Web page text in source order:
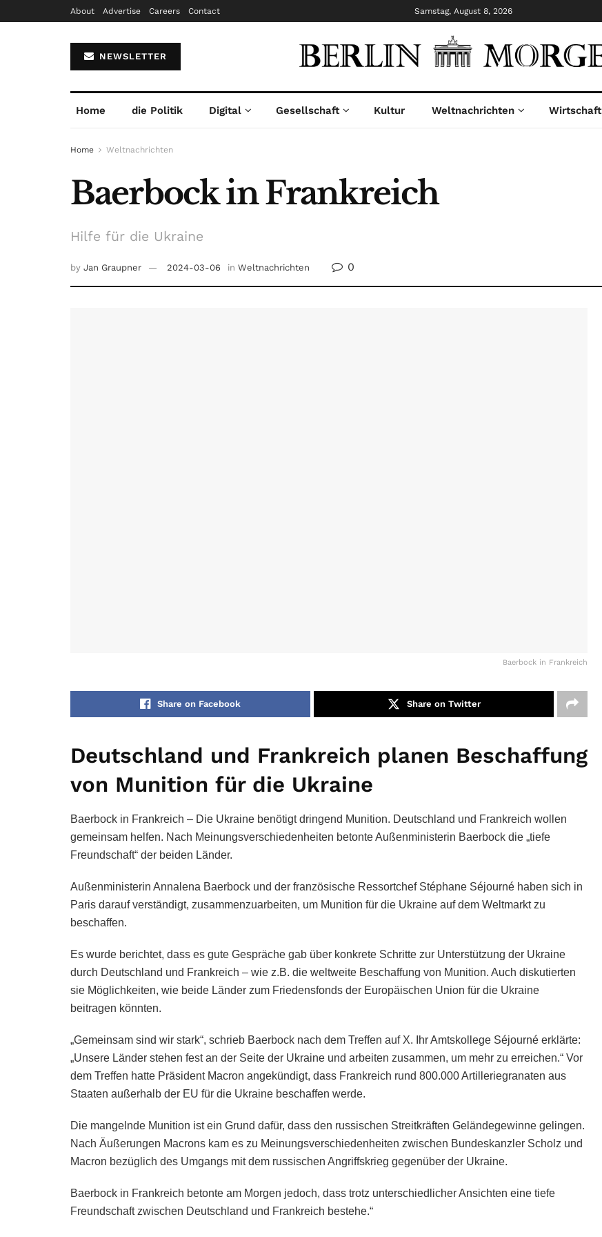
About Advertise Careers Contact Samstag, August 8, 2026
NEWSLETTER
Home die Politik Digital Gesellschaft Kultur Weltnachrichten Wirtschaft
Home Weltnachrichten
Baerbock in Frankreich
Hilfe für die Ukraine
by Jan Graupner 2024-03-06 in Weltnachrichten 0
Baerbock in Frankreich
Share on Facebook Share on Twitter
Deutschland und Frankreich planen Beschaffung
von Munition für die Ukraine
Baerbock in Frankreich – Die Ukraine benötigt dringend Munition. Deutschland und Frankreich wollen
gemeinsam helfen. Nach Meinungsverschiedenheiten betonte Außenministerin Baerbock die „tiefe
Freundschaft“ der beiden Länder.
Außenministerin Annalena Baerbock und der französische Ressortchef Stéphane Séjourné haben sich in
Paris darauf verständigt, zusammenzuarbeiten, um Munition für die Ukraine auf dem Weltmarkt zu
beschaffen.
Es wurde berichtet, dass es gute Gespräche gab über konkrete Schritte zur Unterstützung der Ukraine
durch Deutschland und Frankreich – wie z.B. die weltweite Beschaffung von Munition. Auch diskutierten
sie Möglichkeiten, wie beide Länder zum Friedensfonds der Europäischen Union für die Ukraine
beitragen könnten.
„Gemeinsam sind wir stark“, schrieb Baerbock nach dem Treffen auf X. Ihr Amtskollege Séjourné erklärte:
„Unsere Länder stehen fest an der Seite der Ukraine und arbeiten zusammen, um mehr zu erreichen.“ Vor
dem Treffen hatte Präsident Macron angekündigt, dass Frankreich rund 800.000 Artilleriegranaten aus
Staaten außerhalb der EU für die Ukraine beschaffen werde.
Die mangelnde Munition ist ein Grund dafür, dass den russischen Streitkräften Geländegewinne gelingen.
Nach Äußerungen Macrons kam es zu Meinungsverschiedenheiten zwischen Bundeskanzler Scholz und
Macron bezüglich des Umgangs mit dem russischen Angriffskrieg gegenüber der Ukraine.
Baerbock in Frankreich betonte am Morgen jedoch, dass trotz unterschiedlicher Ansichten eine tiefe
Freundschaft zwischen Deutschland und Frankreich bestehe.“